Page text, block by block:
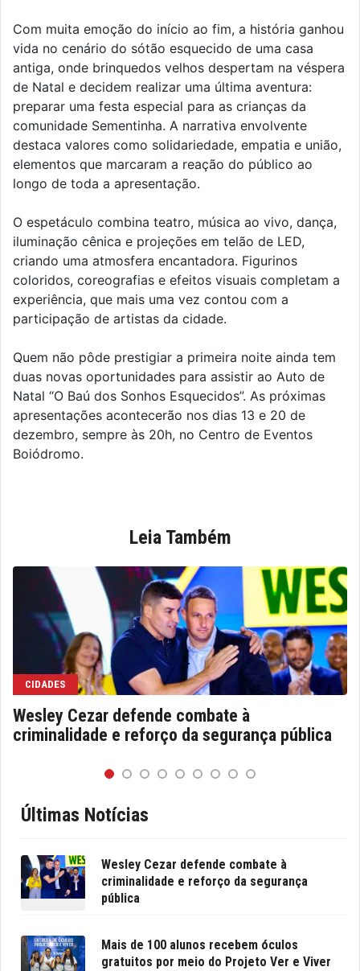
Com muita emoção do início ao fim, a história ganhou
vida no cenário do sótão esquecido de uma casa
antiga, onde brinquedos velhos despertam na véspera
de Natal e decidem realizar uma última aventura:
preparar uma festa especial para as crianças da
comunidade Sementinha. A narrativa envolvente
destaca valores como solidariedade, empatia e união,
elementos que marcaram a reação do público ao
longo de toda a apresentação.
O espetáculo combina teatro, música ao vivo, dança,
iluminação cênica e projeções em telão de LED,
criando uma atmosfera encantadora. Figurinos
coloridos, coreografias e efeitos visuais completam a
experiência, que mais uma vez contou com a
participação de artistas da cidade.
Quem não pôde prestigiar a primeira noite ainda tem
duas novas oportunidades para assistir ao Auto de
Natal “O Baú dos Sonhos Esquecidos”. As próximas
apresentações acontecerão nos dias 13 e 20 de
dezembro, sempre às 20h, no Centro de Eventos
Boiódromo.
Leia Também
CIDADES
Wesley Cezar defende combate à
criminalidade e reforço da segurança pública
Últimas Notícias
Wesley Cezar defende combate à
criminalidade e reforço da segurança
pública
Mais de 100 alunos recebem óculos
gratuitos por meio do Projeto Ver e Viver